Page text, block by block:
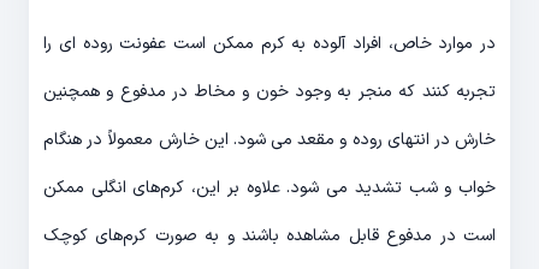
در موارد خاص، افراد آلوده به کرم ممکن است عفونت روده ای را
تجربه کنند که منجر به وجود خون و مخاط در مدفوع و همچنین
خارش در انتهای روده و مقعد می شود. این خارش معمولاً در هنگام
خواب و شب تشدید می شود. علاوه بر این، کرم‌های انگلی ممکن
است در مدفوع قابل مشاهده باشند و به صورت کرم‌های کوچک